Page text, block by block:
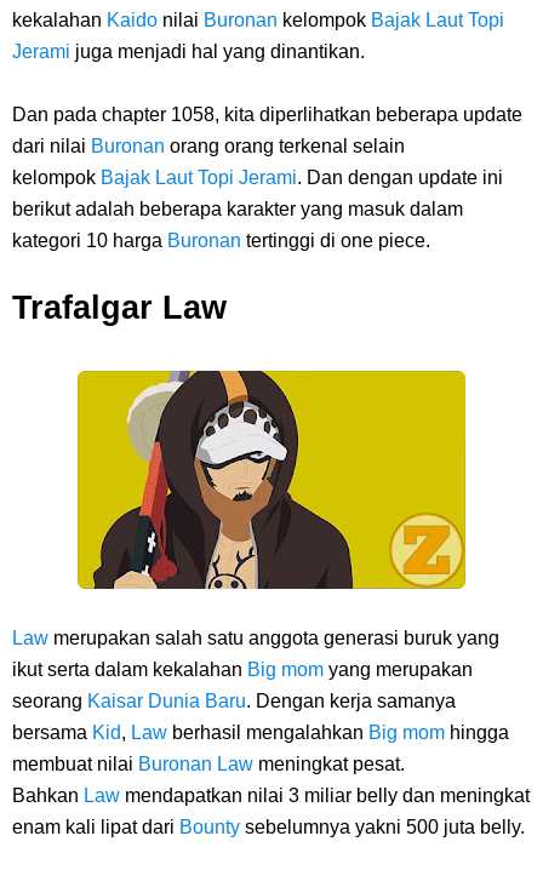
Cara Daftar Danamon Mobile Banking, Mudah Banget Dan Lengkap
7 Fakta Elbaph One Piece, Menjadi Tempat Yang Sangat Ingin
Dikunjungi Usopp
Wanita Milik Sanji
7 Klub Pertama Yang Menjuarai Liga Champions, Apa Klub Jagoan
Kamu Termasuk
Arti Bendera Palau, Negara Kepulauan Yang Berada Di Kawasan
Pasifik Barat
Lakukan Sendiri
7 Fakta Gaban One Piece, Orang Yang Telah Memberikan Kunci Borgol
Milik Loki
Profil Slamet Rahardjo, Aktor Dengan Peran Penting Dalam Perfilman
kekalahan Kaido nilai Buronan kelompok Bajak Laut Topi
Jerami juga menjadi hal yang dinantikan.
Dan pada chapter 1058, kita diperlihatkan beberapa update
dari nilai Buronan orang orang terkenal selain
kelompok Bajak Laut Topi Jerami. Dan dengan update ini
berikut adalah beberapa karakter yang masuk dalam
kategori 10 harga Buronan tertinggi di one piece.
Trafalgar Law
Law merupakan salah satu anggota generasi buruk yang
ikut serta dalam kekalahan Big mom yang merupakan
seorang Kaisar Dunia Baru. Dengan kerja samanya
bersama Kid, Law berhasil mengalahkan Big mom hingga
membuat nilai Buronan Law meningkat pesat.
Bahkan Law mendapatkan nilai 3 miliar belly dan meningkat
enam kali lipat dari Bounty sebelumnya yakni 500 juta belly.